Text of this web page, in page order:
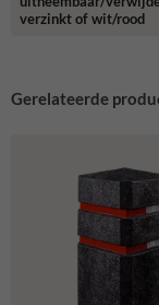
verzinkt of wit/rood
Gerelateerde